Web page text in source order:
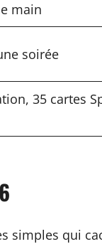
main
soirée
35 cartes
simples qui